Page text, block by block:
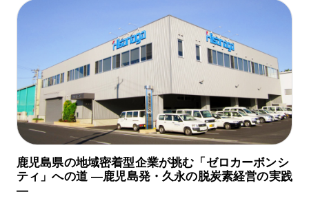
鹿児島県の地域密着型企業が挑む「ゼロカーボンシ
ティ」への道 —鹿児島発・久永の脱炭素経営の実践
—